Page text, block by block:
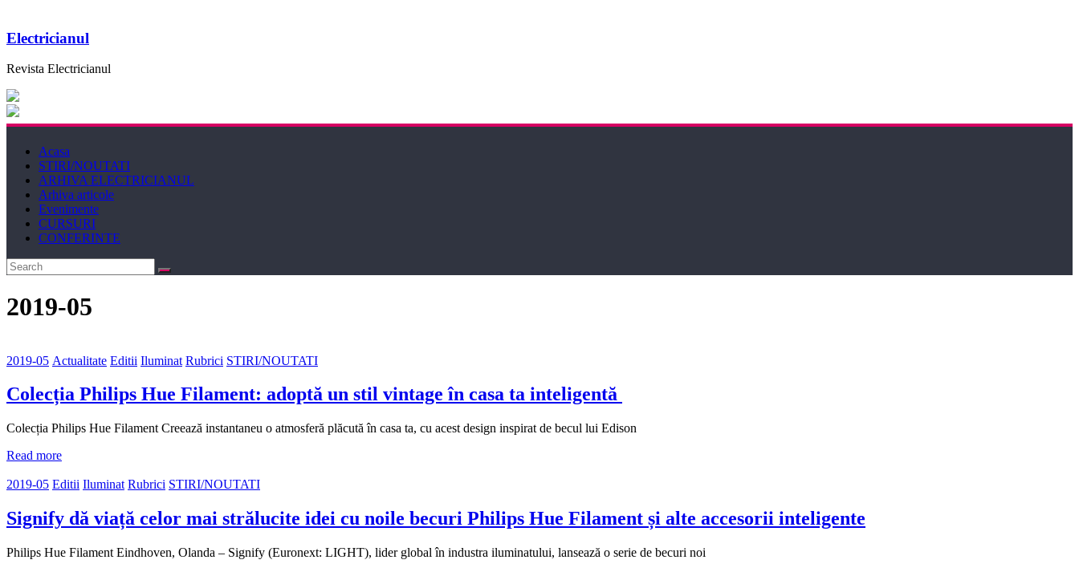
Electricianul
Revista Electricianul
Acasa
STIRI/NOUTATI
ARHIVA ELECTRICIANUL
Arhiva articole
Evenimente
CURSURI
CONFERINTE
2019-05
2019-05 Actualitate Editii Iluminat Rubrici STIRI/NOUTATI
Colecția Philips Hue Filament: adoptă un stil vintage în casa ta inteligentă
Colecția Philips Hue Filament Creează instantaneu o atmosferă plăcută în casa ta, cu acest design inspirat de becul lui Edison
Read more
2019-05 Editii Iluminat Rubrici STIRI/NOUTATI
Signify dă viață celor mai strălucite idei cu noile becuri Philips Hue Filament și alte accesorii inteligente
Philips Hue Filament Eindhoven, Olanda – Signify (Euronext: LIGHT), lider global în industra iluminatului, lansează o serie de becuri noi